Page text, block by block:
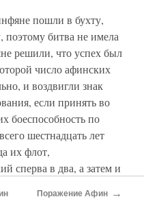
пошли в бухту,
поэтому битва не имела
решили, что успех был
число афинских
и воздвигли знак
если принять во
боеспособность по
шестнадцать лет
их флот,
сперва в два, а затем и
Поражение Афин →